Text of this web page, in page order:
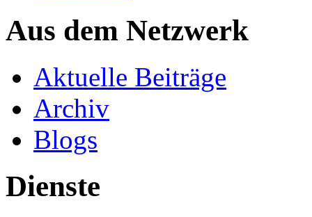
Aus dem Netzwerk
Aktuelle Beiträge
Archiv
Blogs
Dienste